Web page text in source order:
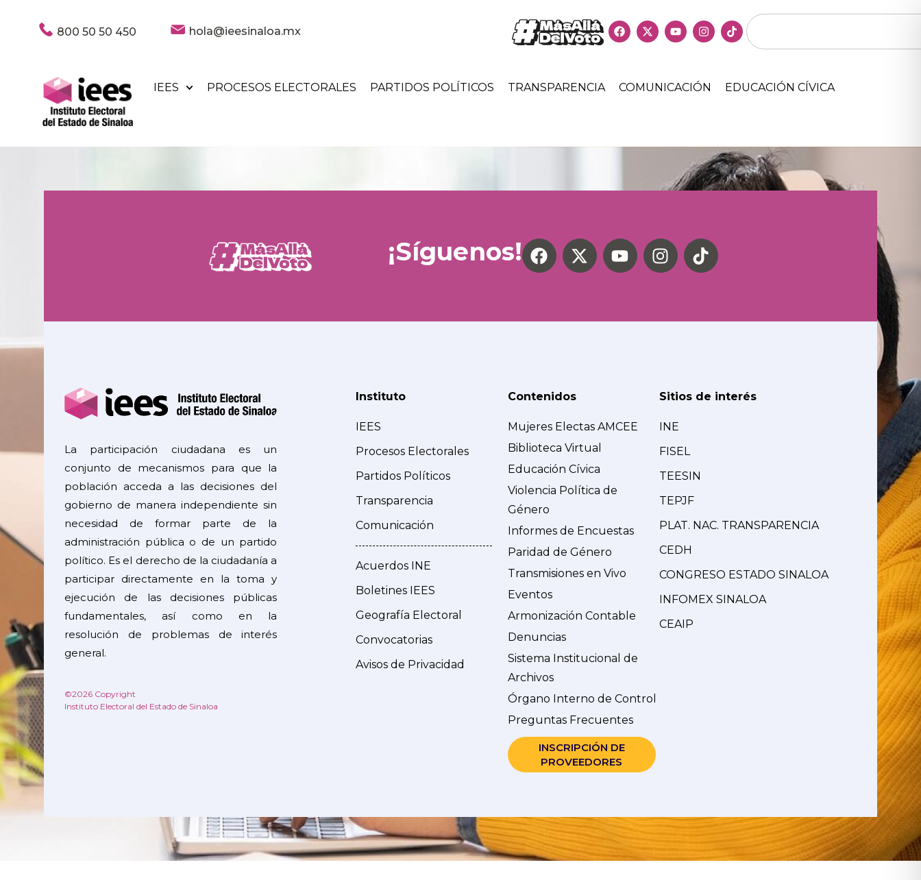
800 50 50 450 hola@ieesinaloa.mx
IEES PROCESOS ELECTORALES PARTIDOS POLÍTICOS TRANSPARENCIA COMUNICACIÓN EDUCACIÓN CÍVICA
¡Síguenos!
La participación ciudadana es un
conjunto de mecanismos para que la
población acceda a las decisiones del
gobierno de manera independiente sin
necesidad de formar parte de la
administración pública o de un partido
político. Es el derecho de la ciudadanía a
participar directamente en la toma y
ejecución de las decisiones públicas
fundamentales, así como en la
resolución de problemas de interés
general.
©2026 Copyright
Instituto Electoral del Estado de Sinaloa
Instituto
IEES
Procesos Electorales
Partidos Políticos
Transparencia
Comunicación
Acuerdos INE
Boletines IEES
Geografía Electoral
Convocatorias
Avisos de Privacidad
Contenidos
Mujeres Electas AMCEE
Biblioteca Virtual
Educación Cívica
Violencia Política de
Género
Informes de Encuestas
Paridad de Género
Transmisiones en Vivo
Eventos
Armonización Contable
Denuncias
Sistema Institucional de
Archivos
Órgano Interno de Control
Preguntas Frecuentes
INSCRIPCIÓN DE
PROVEEDORES
Sitios de interés
INE
FISEL
TEESIN
TEPJF
PLAT. NAC. TRANSPARENCIA
CEDH
CONGRESO ESTADO SINALOA
INFOMEX SINALOA
CEAIP